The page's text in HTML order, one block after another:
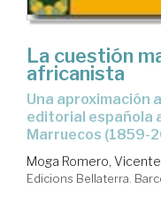
La cuestión
africanista
una aproximación a la contribución bibliográfica y
editorial española
Marruecos (1859-
Moga Romero, Vicente
Edicions Bellaterra.